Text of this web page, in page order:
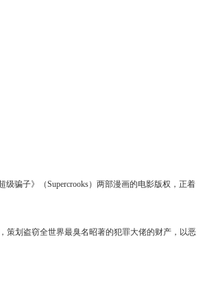
骗子》（Supercrooks）两部漫画的电影版权，正着
策划盗窃全世界最臭名昭著的犯罪大佬的财产，以恶